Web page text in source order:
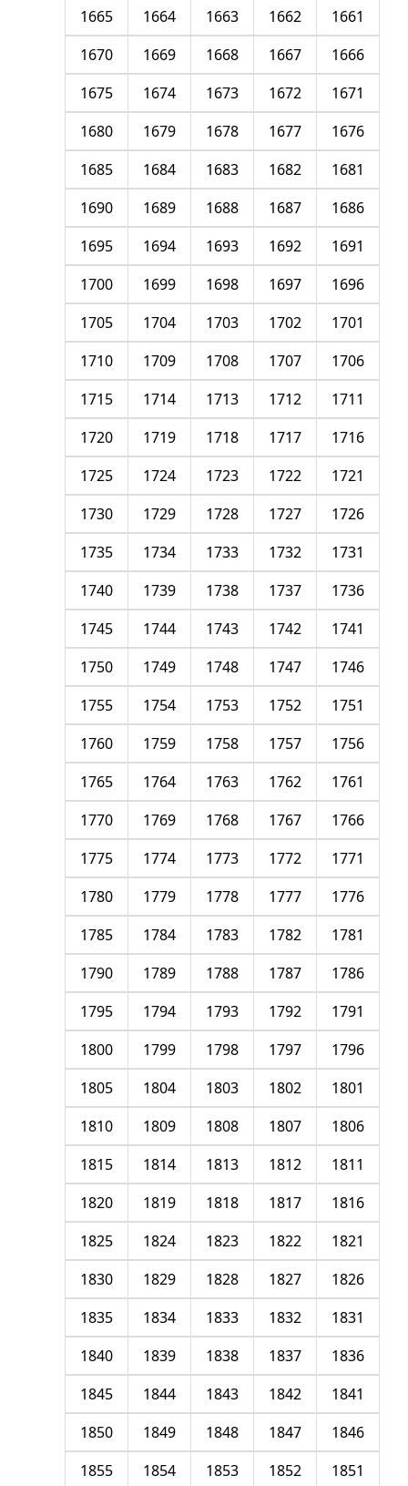
1661
1662
1663
1664
1665
1666
1667
1668
1669
1670
1671
1672
1673
1674
1675
1676
1677
1678
1679
1680
1681
1682
1683
1684
1685
1686
1687
1688
1689
1690
1691
1692
1693
1694
1695
1696
1697
1698
1699
1700
1701
1702
1703
1704
1705
1706
1707
1708
1709
1710
1711
1712
1713
1714
1715
1716
1717
1718
1719
1720
1721
1722
1723
1724
1725
1726
1727
1728
1729
1730
1731
1732
1733
1734
1735
1736
1737
1738
1739
1740
1741
1742
1743
1744
1745
1746
1747
1748
1749
1750
1751
1752
1753
1754
1755
1756
1757
1758
1759
1760
1761
1762
1763
1764
1765
1766
1767
1768
1769
1770
1771
1772
1773
1774
1775
1776
1777
1778
1779
1780
1781
1782
1783
1784
1785
1786
1787
1788
1789
1790
1791
1792
1793
1794
1795
1796
1797
1798
1799
1800
1801
1802
1803
1804
1805
1806
1807
1808
1809
1810
1811
1812
1813
1814
1815
1816
1817
1818
1819
1820
1821
1822
1823
1824
1825
1826
1827
1828
1829
1830
1831
1832
1833
1834
1835
1836
1837
1838
1839
1840
1841
1842
1843
1844
1845
1846
1847
1848
1849
1850
1851
1852
1853
1854
1855